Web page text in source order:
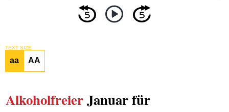
TEXT SIZE
aa AA
AlkoholfreierJanuar für